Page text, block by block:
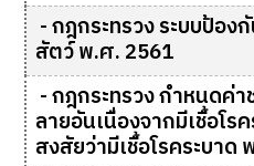
-กฎกระทรวง ระบบป้อง
สัตว์ พ.ศ. 2561
-กฎกระทรวง กําหนดค่
ลายอันเนื่องจากมีเชื้อโร
สงสัยว่ามีเชื้อโรคระบาด